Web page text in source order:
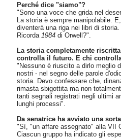
Perché dice "siamo"?
"Sono una voce che grida nel
La storia è sempre manipolabile.
diventerà una riga nei libri di
Ricorda 1984 di Orwell?".
La storia completamente
controlla il futuro. E chi
"Nessuno è riuscito a dirlo meglio
nostri - nel segno delle parole
storia. Devo confessare che,
rimasta sbigottita ma non
tanti segnali registrati negli ultimi
lunghi processi".
Da senatrice ha avviato una
"Sì, "un affare assegnato" alla VII
Ciascun gruppo ha indicato gli